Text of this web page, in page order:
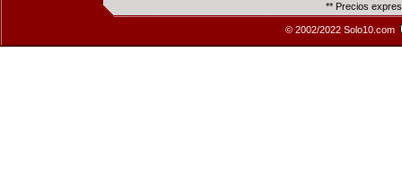
** Precios
© 2002/2022 Solo10.com